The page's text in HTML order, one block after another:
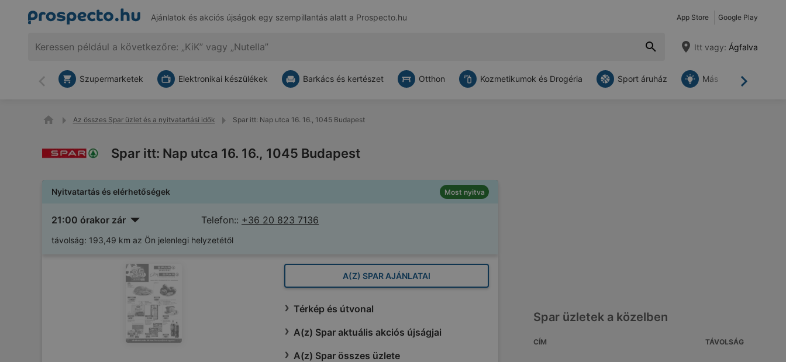
Ajánlatok és akciós újságok egy szempillantás alatt a Prospecto.hu App Store Google Play
Itt vagy: Ágfalva
Vissza Tovább
Szupermarketek Elektronikai készülékek Barkács és kertészet Otthon Kozmetikumok és Drogéria Sport áruház Más
Az összes Spar üzlet és a nyitvatartási idők Spar itt: Nap utca 16. 16., 1045 Budapest
Spar itt: Nap utca 16. 16., 1045 Budapest
Nyitvatartás és elérhetőségek Most nyitva
21:00 órakor zár Telefon:: +36 20 823 7136
távolság: 193,49 km az Ön jelenlegi helyzetétől
A(Z) SPAR AJÁNLATAI
Térkép és útvonal
A(z) Spar aktuális akciós újságjai
A(z) Spar összes üzlete
Spar üzletek a közelben
CÍM TÁVOLSÁG